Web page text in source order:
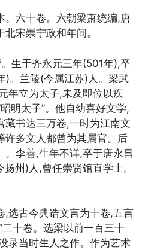
。六十卷。六朝梁萧统编,唐
宋崇宁政和年间。
生于齐永元三年(501年),卒
)。兰陵(今属江苏)人。梁武
年立为太子,未及即位以疾
明太子”。他自幼喜好文学,
藏书达三万卷,一时为江南文
许多文人都曾为其属官。后
。李善,生年不详,卒于唐永昌
州)人,曾任崇贤馆直学士,
,选古今典诰文言为十卷,五言
二十卷。选梁以前一百三十
录当时生人之作。作为艺术